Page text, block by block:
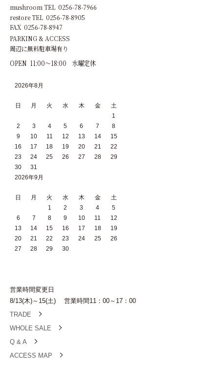
mushroom TEL 0256-78-7966
restore TEL 0256-78-8905
FAX 0256-78-8947
PARKING & ACCESS
周辺に無料駐車場有り
OPEN 11:00～18:00 水曜定休
2026年8月
日 月 火 水 木 金
土
1
2
3 4 5 6 7
8
9
10 11 12 13 14
15
16
17 18 19 20 21
22
23
24 25 26 27 28
29
30
31
2026年9月
日 月 火 水 木 金
土
1
2 3 4
5
6
7 8 9 10 11
12
13
14 15 16 17 18
19
20
21 22 23 24 25
26
27
28 29 30
TRADE
WHOLE SALE
Q & A
ACCESS MAP
営業時間変更日
8/13(木)～15(土) 営業時間11：00～17：00